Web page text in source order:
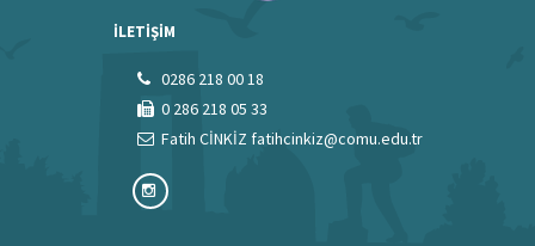
İLETİŞİM
0286 218 00 18
0 286 218 05 33
Fatih CİNKİZ fatihcinkiz@comu.edu.tr